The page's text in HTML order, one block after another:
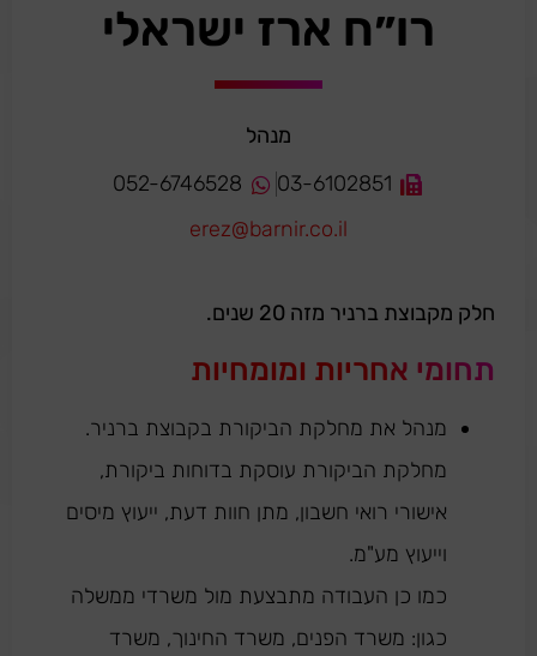
רו״ח ארז ישראלי
מנהל
03-6102851
052-6746528
erez@barnir.co.il
חלק מקבוצת ברניר מזה 20 שנים.
תחומי אחריות ומומחיות
מנהל את מחלקת הביקורת בקבוצת ברניר.
מחלקת הביקורת עוסקת בדוחות ביקורת,
אישורי רואי חשבון, מתן חוות דעת, ייעוץ מיסים
וייעוץ מע"מ.
כמו כן העבודה מתבצעת מול משרדי ממשלה
כגון: משרד הפנים, משרד החינוך, משרד